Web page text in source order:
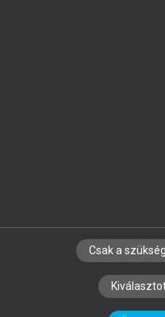
SZERZŐKNEK
SZERKESZTÉSI ÉS
Csak a